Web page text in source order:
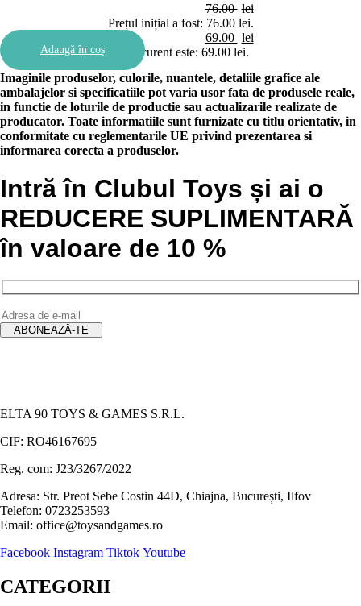
76.00 lei
Prețul inițial a fost: 76.00 lei.
69.00 lei
Prețul curent este: 69.00 lei.
Adaugă în coș
Imaginile produselor, culorile, nuantele, detaliile grafice ale
ambalajelor si specificatiile pot varia usor fata de produsele reale,
in functie de loturile de productie sau actualizarile realizate de
producator. Toate informatiile sunt furnizate cu titlu orientativ, in
conformitate cu reglementarile UE privind prezentarea si
informarea corecta a produselor.
Intră în Clubul Toys și ai o
REDUCERE SUPLIMENTARĂ
în valoare de 10 %
ELTA 90 TOYS & GAMES S.R.L.
CIF: RO46167695
Reg. com: J23/3267/2022
Adresa: Str. Preot Sebe Costin 44D, Chiajna, București, Ilfov
Telefon: 0723253593
Email: office@toysandgames.ro
Facebook Instagram Tiktok Youtube
CATEGORII